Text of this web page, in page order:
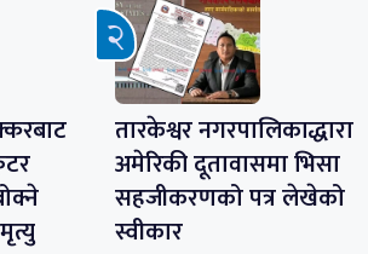
तारकेश्वर नगरपालिकाद्धारा
अमेरिकी दूतावासमा भिसा
सहजीकरणको पत्र लेखेको
स्वीकार